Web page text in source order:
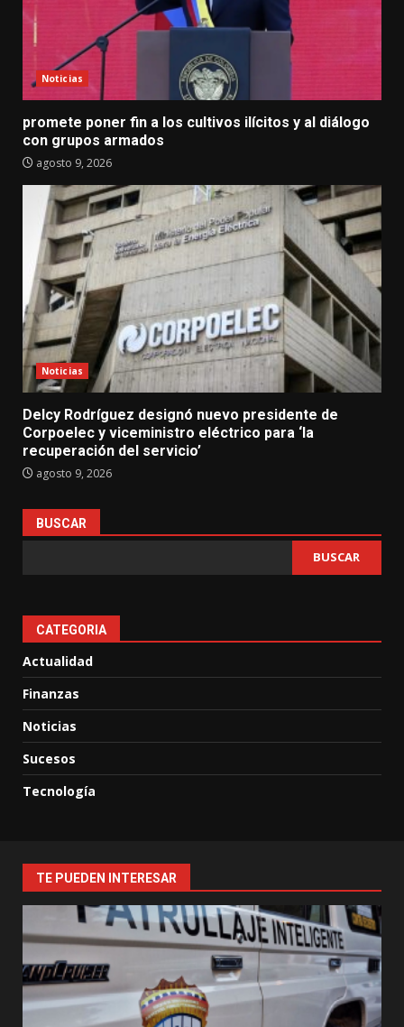
Noticias
promete poner fin a los cultivos ilícitos y al diálogo
con grupos armados
agosto 9, 2026
Noticias
Delcy Rodríguez designó nuevo presidente de
Corpoelec y viceministro eléctrico para ‘la
recuperación del servicio’
agosto 9, 2026
BUSCAR
BUSCAR
CATEGORIA
Actualidad
Finanzas
Noticias
Sucesos
Tecnología
TE PUEDEN INTERESAR